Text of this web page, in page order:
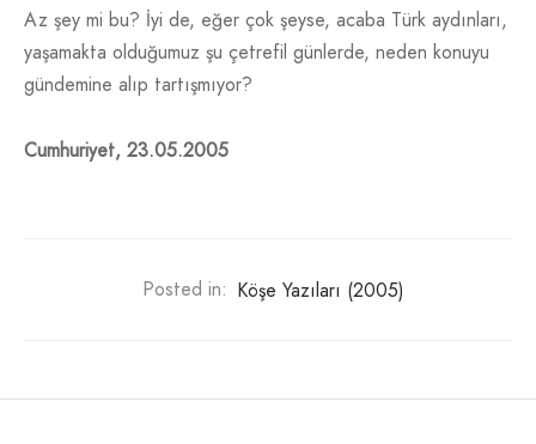
Az şey mi bu? İyi de, eğer çok şeyse, acaba Türk aydınları,
yaşamakta olduğumuz şu çetrefil günlerde, neden konuyu
gündemine alıp tartışmıyor?
Cumhuriyet, 23.05.2005
Posted in: Köşe Yazıları (2005)